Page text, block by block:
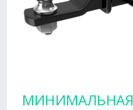
МИНИМАЛЬНАЯ